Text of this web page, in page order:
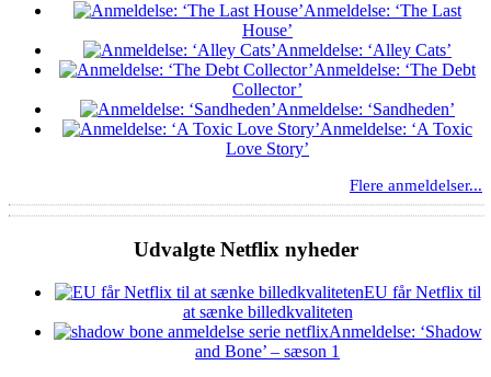
Anmeldelse: ‘The Last
House’
Anmeldelse: ‘Alley Cats’
Anmeldelse: ‘The Debt
Collector’
Anmeldelse: ‘Sandheden’
Anmeldelse: ‘A Toxic
Love Story’
Flere anmeldelser...
Udvalgte Netflix nyheder
EU får Netflix til
at sænke billedkvaliteten
Anmeldelse: ‘Shadow
and Bone’ – sæson 1